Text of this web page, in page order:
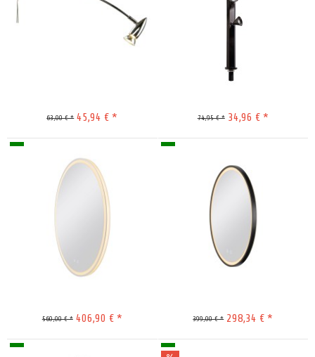
Merken
63,00 € * 45,94 € * 74,95 € * 34,96 € *
560,00 € * 406,90 € * 399,00 € * 298,34 € *